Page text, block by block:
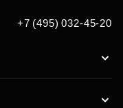
+7 (495) 032-45-20